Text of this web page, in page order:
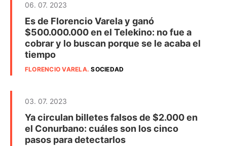
06. 07. 2023
Es de Florencio Varela y ganó
$500.000.000 en el Telekino: no fue a
cobrar y lo buscan porque se le acaba el
tiempo
FLORENCIO VARELA.SOCIEDAD
03. 07. 2023
Ya circulan billetes falsos de $2.000 en
el Conurbano: cuáles son los cinco
pasos para detectarlos